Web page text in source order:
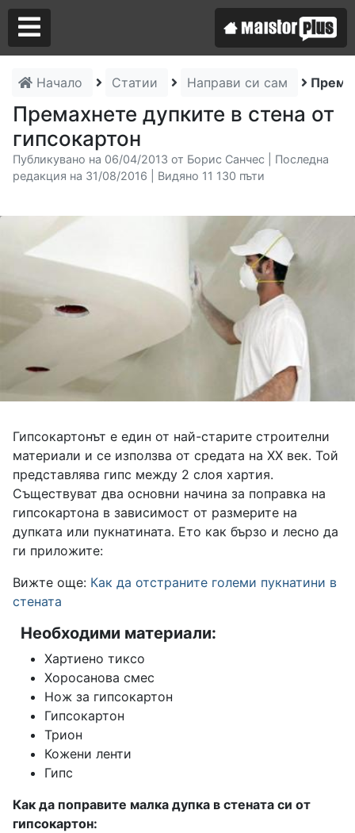
Начало Статии Направи си сам
Премахнете дупките в стена от
гипсокартон
Публикувано на 06/04/2013 от Борис Санчес | Последна
редакция на 31/08/2016 | Видяно 11 130 пъти
Гипсокартонът е един от най-старите строителни
материали и се използва от средата на ХХ век. Той
представлява гипс между 2 слоя хартия.
Съществуват два основни начина за поправка на
гипсокартона в зависимост от размерите на
дупката или пукнатината. Ето как бързо и лесно да
ги приложите:
Вижте още: Как да отстраните големи пукнатини в
стената
Необходими материали:
Хартиено тиксо
Хоросанова смес
Нож за гипсокартон
Гипсокартон
Трион
Кожени ленти
Гипс
Как да поправите малка дупка в стената си от
гипсокартон:
Аз съм майстор
Търся майстор